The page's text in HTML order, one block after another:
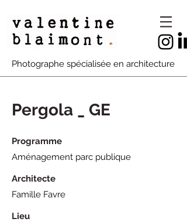
Photographe spécialisée en architecture
Pergola _ GE
Programme
Aménagement parc publique
Architecte
Famille Favre
Lieu